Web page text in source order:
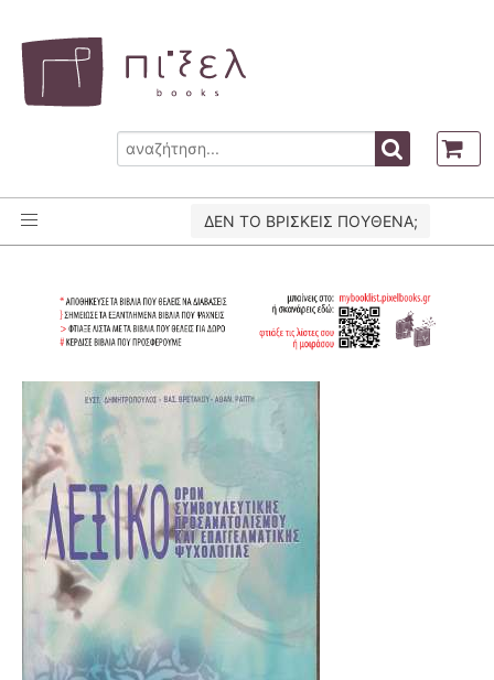
ΔΕΝ ΤΟ ΒΡΙΣΚΕΙΣ ΠΟΥΘΕΝΑ;